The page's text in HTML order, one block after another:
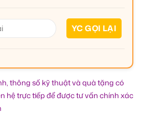
thông số kỹ thuật và quà tặng có
hệ trực tiếp để được tư vấn chính xác